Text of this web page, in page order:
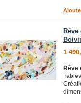
1
Rêve